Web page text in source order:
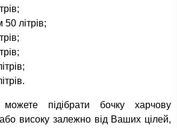
літрів;
підібрати бочку харчову
високу залежно від Ваших цілей,